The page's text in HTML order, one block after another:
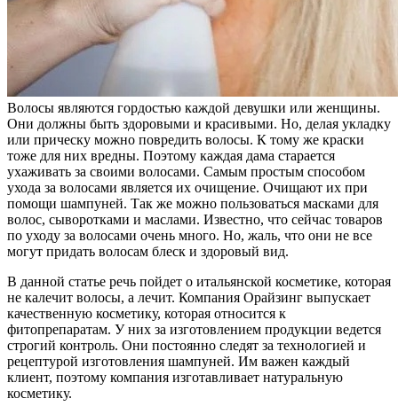
Волосы являются гордостью каждой девушки или женщины.
Они должны быть здоровыми и красивыми. Но, делая укладку
или прическу можно повредить волосы. К тому же краски
тоже для них вредны. Поэтому каждая дама старается
ухаживать за своими волосами. Самым простым способом
ухода за волосами является их очищение. Очищают их при
помощи шампуней. Так же можно пользоваться масками для
волос, сыворотками и маслами. Известно, что сейчас товаров
по уходу за волосами очень много. Но, жаль, что они не все
могут придать волосам блеск и здоровый вид.
В данной статье речь пойдет о итальянской косметике, которая
не калечит волосы, а лечит. Компания Орайзинг выпускает
качественную косметику, которая относится к
фитопрепаратам. У них за изготовлением продукции ведется
строгий контроль. Они постоянно следят за технологией и
рецептурой изготовления шампуней. Им важен каждый
клиент, поэтому компания изготавливает натуральную
косметику.